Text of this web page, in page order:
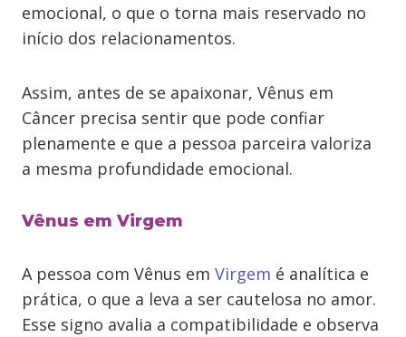
emocional, o que o torna mais reservado no
início dos relacionamentos.
Assim, antes de se apaixonar, Vênus em
Câncer precisa sentir que pode confiar
plenamente e que a pessoa parceira valoriza
a mesma profundidade emocional.
Vênus em Virgem
A pessoa com Vênus em Virgem é analítica e
prática, o que a leva a ser cautelosa no amor.
Esse signo avalia a compatibilidade e observa